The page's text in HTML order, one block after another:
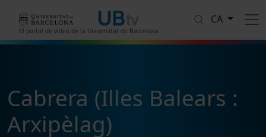
El portal de vídeo de la Universitat de Barcelona
CA
Cabrera (Illes Balears :
Arxipèlag)